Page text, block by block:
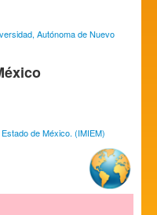
Autónoma de Nuevo
de México. (IMIEM)